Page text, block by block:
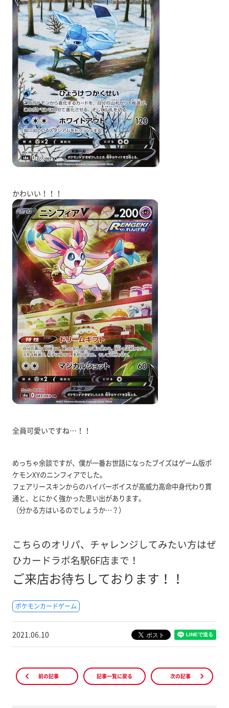
かわいい！！！
全員可愛いですね…！！
めっちゃ余談ですが、僕が一番お世話になったブイズはゲーム版ポ
ケモンXYのニンフィアでした。
フェアリースキンからのハイパーボイスが高威力高命中身代わり貫
通と、とにかく強かった思い出があります。
（分かる方はいるのでしょうか…？）
こちらのオリパ、チャレンジしてみたい方はぜ
ひカードラボ名駅6F店まで！
ご来店お待ちしております！！
ポケモンカードゲーム
2021.06.10
前の記事 記事一覧に戻る 次の記事